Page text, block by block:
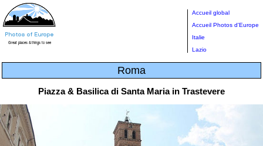
Accueil global
Accueil Photos d'Europe
Italie
Lazio
Roma
Piazza & Basilica di Santa Maria in Trastevere